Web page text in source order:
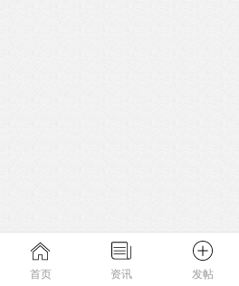
首页 资讯 发帖